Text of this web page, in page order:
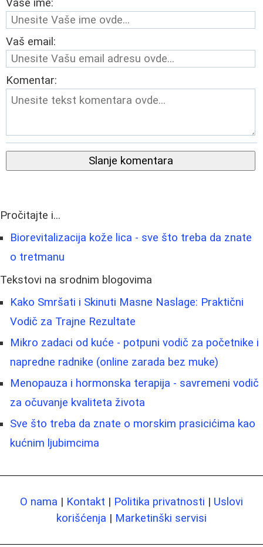
Vaše ime:
Vaš email:
Komentar:
Slanje komentara
Pročitajte i...
Biorevitalizacija kože lica - sve što treba da znate
o tretmanu
Tekstovi na srodnim blogovima
Kako Smršati i Skinuti Masne Naslage: Praktični
Vodič za Trajne Rezultate
Mikro zadaci od kuće - potpuni vodič za početnike i
napredne radnike (online zarada bez muke)
Menopauza i hormonska terapija - savremeni vodič
za očuvanje kvaliteta života
Sve što treba da znate o morskim prasicićima kao
kućnim ljubimcima
O nama | Kontakt | Politika privatnosti | Uslovi
korišćenja | Marketinški servisi